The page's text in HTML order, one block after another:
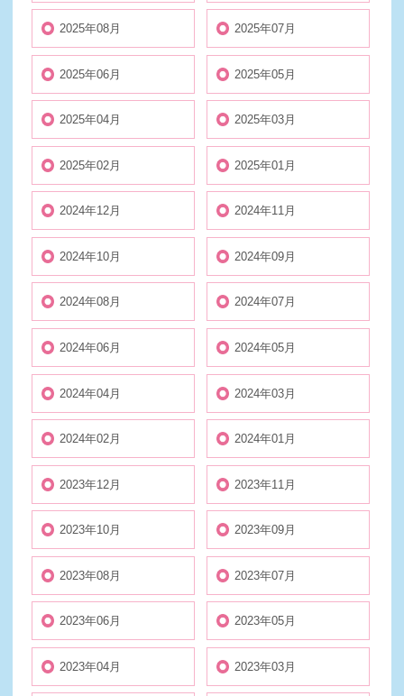
2025年08月 2025年07月
2025年06月 2025年05月
2025年04月 2025年03月
2025年02月 2025年01月
2024年12月 2024年11月
2024年10月 2024年09月
2024年08月 2024年07月
2024年06月 2024年05月
2024年04月 2024年03月
2024年02月 2024年01月
2023年12月 2023年11月
2023年10月 2023年09月
2023年08月 2023年07月
2023年06月 2023年05月
2023年04月 2023年03月